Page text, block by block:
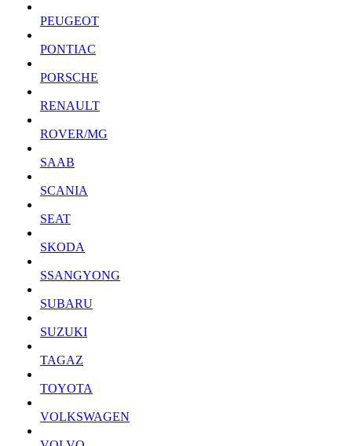
PEUGEOT
PONTIAC
PORSCHE
RENAULT
ROVER/MG
SAAB
SCANIA
SEAT
SKODA
SSANGYONG
SUBARU
SUZUKI
TAGAZ
TOYOTA
VOLKSWAGEN